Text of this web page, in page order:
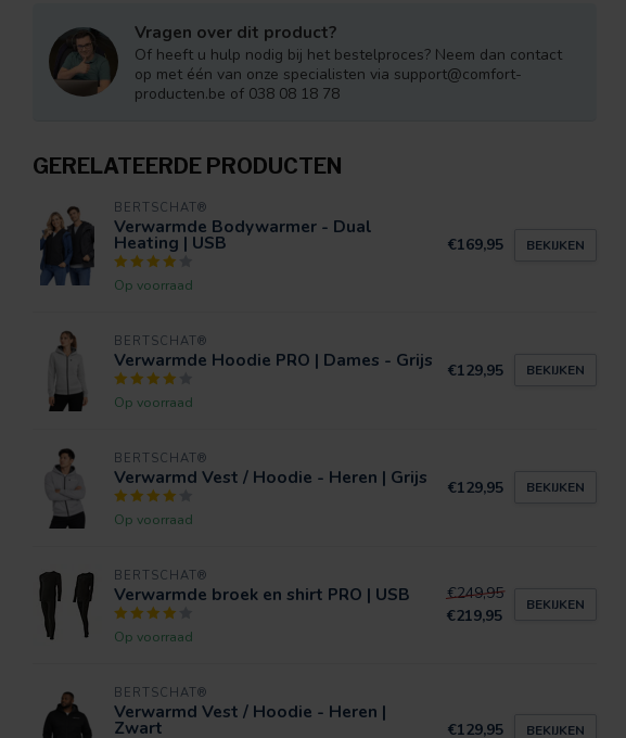
Vragen over dit product?
Of heeft u hulp nodig bij het bestelproces? Neem dan contact
op met één van onze specialisten via support@comfort-
producten.be of 038 08 18 78
GERELATEERDE PRODUCTEN
BERTSCHAT®
Verwarmde Bodywarmer - Dual
Heating | USB
Op voorraad
€169,95 BEKIJKEN
BERTSCHAT®
Verwarmde Hoodie PRO | Dames - Grijs
Op voorraad
€129,95 BEKIJKEN
BERTSCHAT®
Verwarmd Vest / Hoodie - Heren | Grijs
Op voorraad
€129,95 BEKIJKEN
BERTSCHAT®
Verwarmde broek en shirt PRO | USB
Op voorraad
€249,95
€219,95
BEKIJKEN
BERTSCHAT®
Verwarmd Vest / Hoodie - Heren |
Zwart €129,95 BEKIJKEN